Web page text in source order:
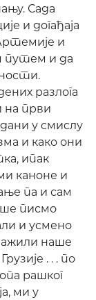
Сада
и догађаја
и
путем и да
разлога
на први
у смислу
и како они
ипак
каноне и
па и сам
писмо
и усмено
наше
. . . по
рашког
ми у